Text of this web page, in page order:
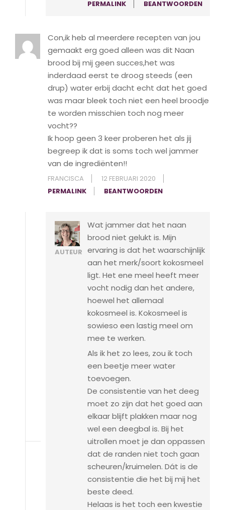
PERMALINK BEANTWOORDEN
Con,ik heb al meerdere recepten van jou
gemaakt erg goed alleen was dit Naan
brood bij mij geen succes,het was
inderdaad eerst te droog steeds (een
drup) water erbij dacht echt dat het goed
was maar bleek toch niet een heel broodje
te worden misschien toch nog meer
vocht??
Ik hoop geen 3 keer proberen het als jij
begreep ik dat is soms toch wel jammer
van de ingrediënten!!
FRANCISCA
12 FEBRUARI 2020
PERMALINK
BEANTWOORDEN
AUTEUR
Wat jammer dat het naan
brood niet gelukt is. Mijn
ervaring is dat het waarschijnlijk
aan het merk/soort kokosmeel
ligt. Het ene meel heeft meer
vocht nodig dan het andere,
hoewel het allemaal
kokosmeel is. Kokosmeel is
sowieso een lastig meel om
mee te werken.
Als ik het zo lees, zou ik toch
een beetje meer water
toevoegen.
De consistentie van het deeg
moet zo zijn dat het goed aan
elkaar blijft plakken maar nog
wel een deegbal is. Bij het
uitrollen moet je dan oppassen
dat de randen niet toch gaan
scheuren/kruimelen. Dát is de
consistentie die het bij mij het
beste deed.
Helaas is het toch een kwestie